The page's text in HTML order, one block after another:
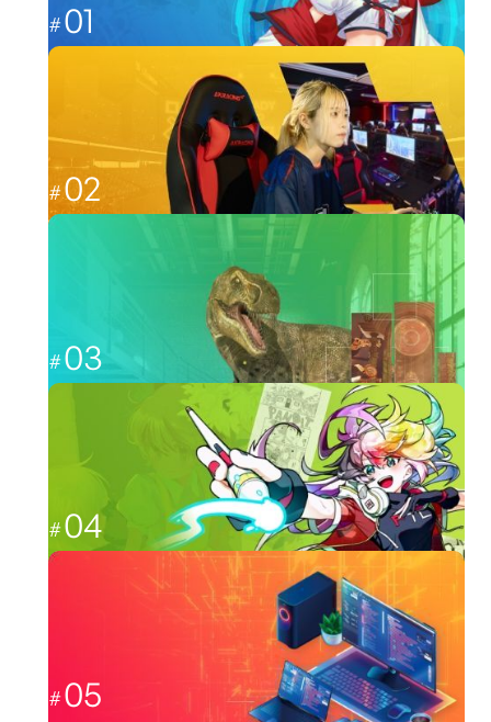
01
これからのゲーム業界を担う人材へ
02
福岡から世界最強を目指す
03
CGと映像を駆使して、人々を魅了する
04
日本のクリエーター文化を広める
イラスト・アニメ
05